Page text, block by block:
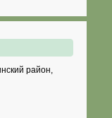
район,